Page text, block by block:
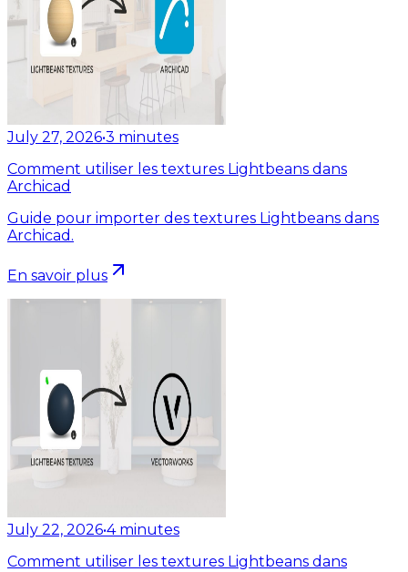
July 27, 2026•3 minutes
Comment utiliser les textures Lightbeans dans
Archicad
Guide pour importer des textures Lightbeans dans
Archicad.
En savoir plus
July 22, 2026•4 minutes
Comment utiliser les textures Lightbeans dans